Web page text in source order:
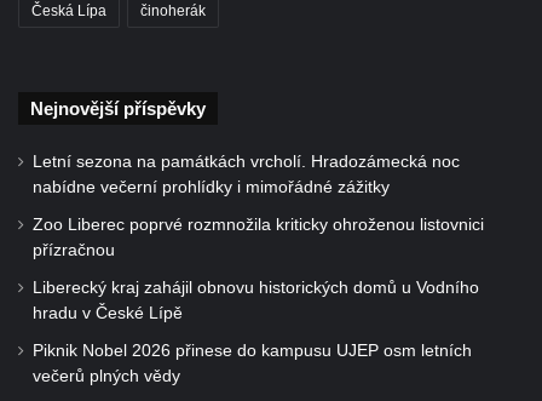
Česká Lípa činoherák
Nejnovější příspěvky
Letní sezona na památkách vrcholí. Hradozámecká noc
nabídne večerní prohlídky i mimořádné zážitky
Zoo Liberec poprvé rozmnožila kriticky ohroženou listovnici
přízračnou
Liberecký kraj zahájil obnovu historických domů u Vodního
hradu v České Lípě
Piknik Nobel 2026 přinese do kampusu UJEP osm letních
večerů plných vědy